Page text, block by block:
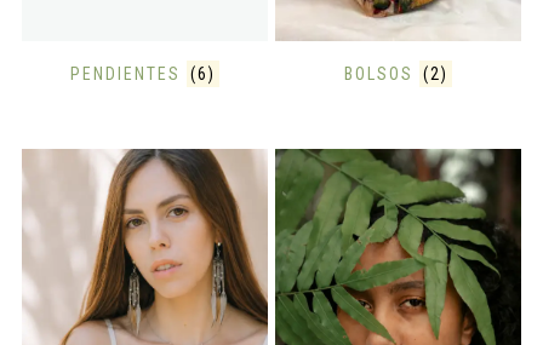
PENDIENTES (6) BOLSOS (2)